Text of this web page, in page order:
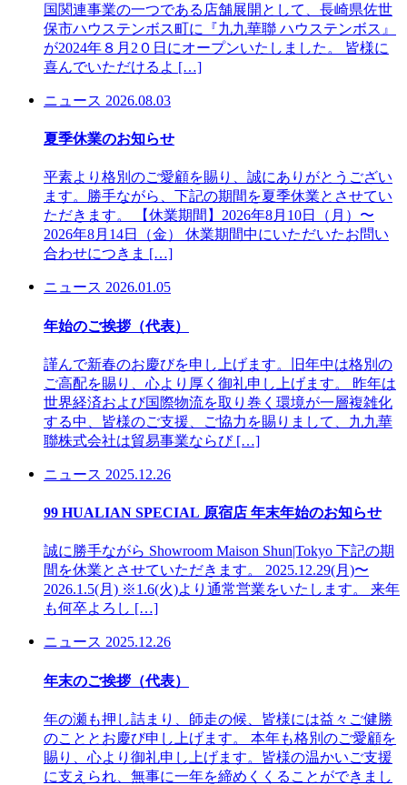
国関連事業の一つである店舗展開として、長崎県佐世
保市ハウステンボス町に『九九華聯 ハウステンボス』
が2024年８月2０日にオープンいたしました。 皆様に
喜んでいただけるよ […]
ニュース 2026.08.03
夏季休業のお知らせ
平素より格別のご愛顧を賜り、誠にありがとうござい
ます。勝手ながら、下記の期間を夏季休業とさせてい
ただきます。 【休業期間】2026年8月10日（月）〜
2026年8月14日（金） 休業期間中にいただいたお問い
合わせにつきま […]
ニュース 2026.01.05
年始のご挨拶（代表）
謹んで新春のお慶びを申し上げます。旧年中は格別の
ご高配を賜り、心より厚く御礼申し上げます。 昨年は
世界経済および国際物流を取り巻く環境が一層複雑化
する中、皆様のご支援、ご協力を賜りまして、九九華
聯株式会社は貿易事業ならび […]
ニュース 2025.12.26
99 HUALIAN SPECIAL 原宿店 年末年始のお知らせ
誠に勝手ながら Showroom Maison Shun|Tokyo 下記の期
間を休業とさせていただきます。 2025.12.29(月)〜
2026.1.5(月) ※1.6(火)より通常営業をいたします。 来年
も何卒よろし […]
ニュース 2025.12.26
年末のご挨拶（代表）
年の瀬も押し詰まり、師走の候、皆様には益々ご健勝
のこととお慶び申し上げます。 本年も格別のご愛顧を
賜り、心より御礼申し上げます。皆様の温かいご支援
に支えられ、無事に一年を締めくくることができまし